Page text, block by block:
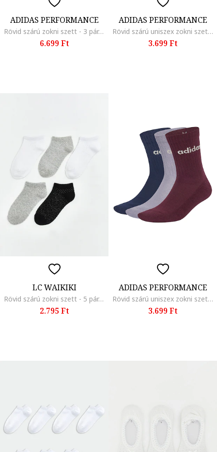
ADIDAS PERFORMANCE
Rövid szárú zokni szett - 3 pár, Fehér/Málnaszín/Törtfehér
6.699 Ft
ADIDAS PERFORMANCE
Rövid szárú uniszex zokni szett - 3 pár, Fehér/Világos rózsaszín/Poros vörös
3.699 Ft
LC WAIKIKI
Rövid szárú zokni szett - 5 pár, Fehér/Fekete/Világosszürke
2.795 Ft
ADIDAS PERFORMANCE
Rövid szárú uniszex zokni szett - 3 pár, Sötétbordó/Tengerészkék/Pasztell-lila
3.699 Ft